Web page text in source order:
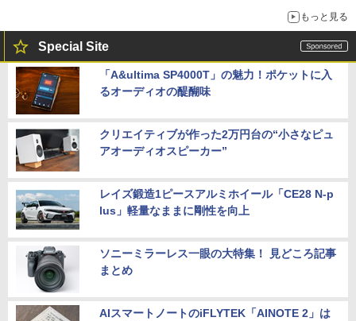
もっと見る
Special Site
「A&ultima SP4000T」の魅力！ポケットに入
るオーディオの醍醐味
クリエイティブが作った2万円台の“小さなピュ
アオーディオスピーカー”
レイズ鍛造1ピースアルミホイール「CE28 N-p
lus」軽量なままに剛性を向上
ソニーミラーレス一眼の大特集！ 見どころ記事
まとめ
AIスマートノートのiFLYTEK「AINOTE 2」は